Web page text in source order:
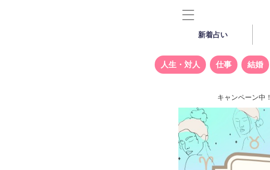
新着占い
人生・対人 仕事 結婚
キャンペーン中！